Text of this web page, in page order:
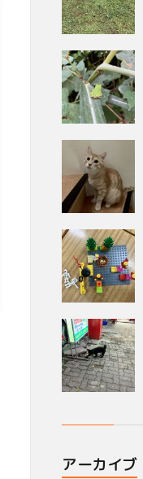
アーカイブ